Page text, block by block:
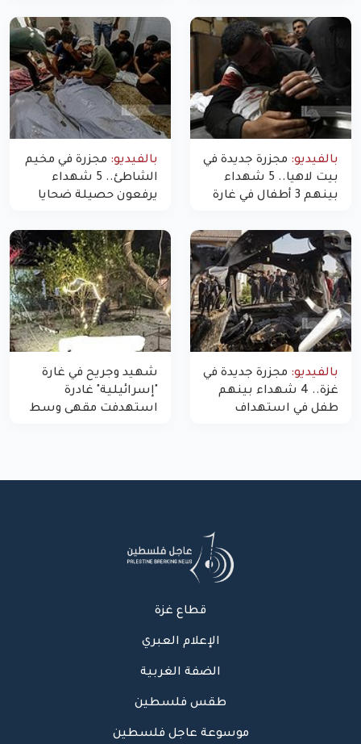
بالفيديو: مجزرة جديدة في
بيت لاهيا.. 5 شهداء
بينهم 3 أطفال في غارة
غزة
بالفيديو: مجزرة في مخيم
الشاطئ.. 5 شهداء
يرفعون حصيلة ضحايا
بالفيديو: مجزرة جديدة في
غزة.. 4 شهداء بينهم
طفل في استهداف
شهيد وجريح في غارة
"إسرائيلية" غادرة
استهدفت مقهى وسط
قطاع غزة
الإعلام العبري
الضفة الغربية
طقس فلسطين
موسوعة عاجل فلسطين